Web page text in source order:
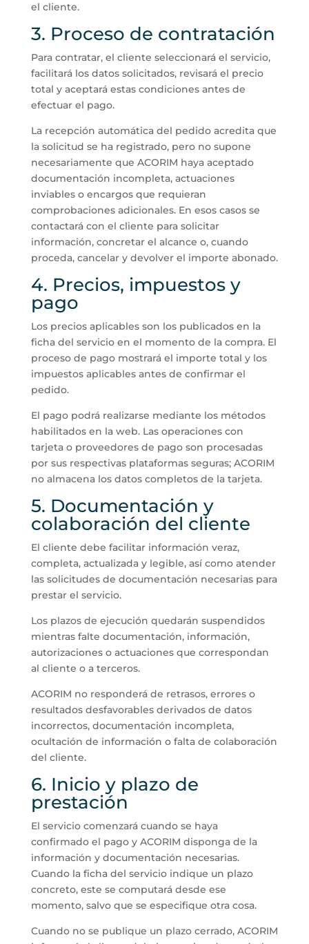
el cliente.
3. Proceso de contratación
Para contratar, el cliente seleccionará el servicio,
facilitará los datos solicitados, revisará el precio
total y aceptará estas condiciones antes de
efectuar el pago.
La recepción automática del pedido acredita que
la solicitud se ha registrado, pero no supone
necesariamente que ACORIM haya aceptado
documentación incompleta, actuaciones
inviables o encargos que requieran
comprobaciones adicionales. En esos casos se
contactará con el cliente para solicitar
información, concretar el alcance o, cuando
proceda, cancelar y devolver el importe abonado.
4. Precios, impuestos y
pago
Los precios aplicables son los publicados en la
ficha del servicio en el momento de la compra. El
proceso de pago mostrará el importe total y los
impuestos aplicables antes de confirmar el
pedido.
El pago podrá realizarse mediante los métodos
habilitados en la web. Las operaciones con
tarjeta o proveedores de pago son procesadas
por sus respectivas plataformas seguras; ACORIM
no almacena los datos completos de la tarjeta.
5. Documentación y
colaboración del cliente
El cliente debe facilitar información veraz,
completa, actualizada y legible, así como atender
las solicitudes de documentación necesarias para
prestar el servicio.
Los plazos de ejecución quedarán suspendidos
mientras falte documentación, información,
autorizaciones o actuaciones que correspondan
al cliente o a terceros.
ACORIM no responderá de retrasos, errores o
resultados desfavorables derivados de datos
incorrectos, documentación incompleta,
ocultación de información o falta de colaboración
del cliente.
6. Inicio y plazo de
prestación
El servicio comenzará cuando se haya
confirmado el pago y ACORIM disponga de la
información y documentación necesarias.
Cuando la ficha del servicio indique un plazo
concreto, este se computará desde ese
momento, salvo que se especifique otra cosa.
Cuando no se publique un plazo cerrado, ACORIM